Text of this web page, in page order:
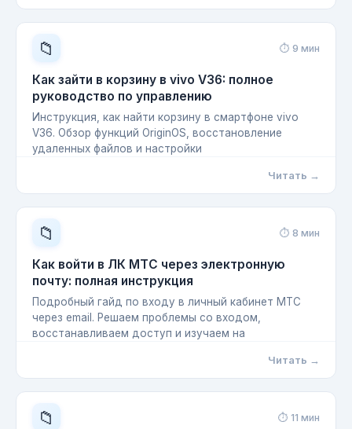
📁 ⏱ 9 мин
Как зайти в корзину в vivo V36: полное
руководство по управлению
Инструкция, как найти корзину в смартфоне vivo
V36. Обзор функций OriginOS, восстановление
удаленных файлов и настройки
Читать →
📁 ⏱ 8 мин
Как войти в ЛК МТС через электронную
почту: полная инструкция
Подробный гайд по входу в личный кабинет МТС
через email. Решаем проблемы со входом,
восстанавливаем доступ и изучаем на
Читать →
📁 ⏱ 11 мин